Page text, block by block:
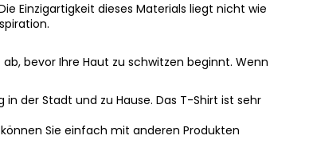
Einzigartigkeit dieses Materials liegt nicht wie
bevor Ihre Haut zu schwitzen beginnt. Wenn
der Stadt und zu Hause. Das T-Shirt ist sehr
Sie einfach mit anderen Produkten